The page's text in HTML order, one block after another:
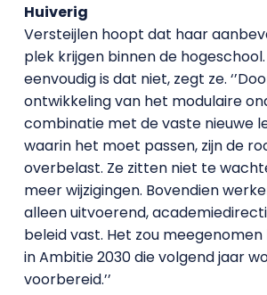
Huiverig
Versteijlen hoopt dat haar
plek krijgen binnen de
eenvoudig is dat niet, zegt ze.
ontwikkeling van het modulaire
combinatie met de vaste nieuwe
waarin het moet passen, zijn de
overbelast. Ze zitten niet te
meer wijzigingen. Bovendien
alleen uitvoerend,
beleid vast. Het zou
in Ambitie 2030 die volgend jaar
voorbereid.’’